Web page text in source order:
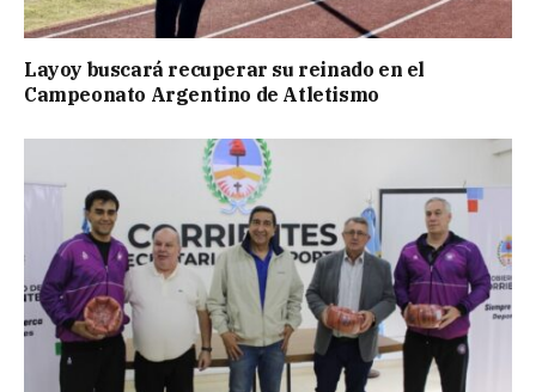
Layoy buscará recuperar su reinado en el
Campeonato Argentino de Atletismo